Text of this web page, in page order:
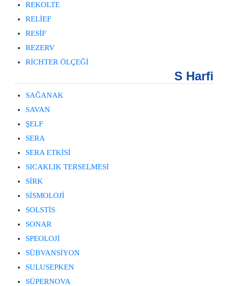
REKOLTE
RELİEF
RESİF
REZERV
RİCHTER ÖLÇEĞİ
S Harfi
SAĞANAK
SAVAN
ŞELF
SERA
SERA ETKİSİ
SICAKLIK TERSELMESİ
SİRK
SİSMOLOJİ
SOLSTİS
SONAR
SPEOLOJİ
SÜBVANSİYON
SULUSEPKEN
SÜPERNOVA